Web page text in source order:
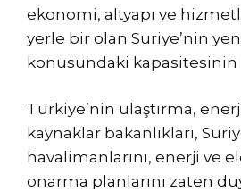
ekonomi, altyapı ve
yerle bir olan Suriye’nin
konusundaki
Türkiye’nin ulaştırma,
kaynaklar bakanlıkları,
havalimanlarını, enerji ve
onarma planlarını zaten